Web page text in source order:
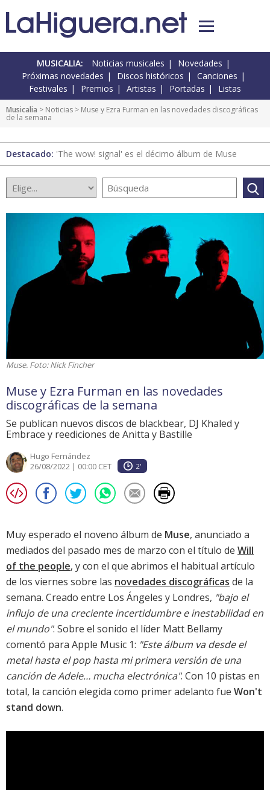
MUSICALIA: Noticias musicales
Novedades
Próximas novedades
Discos históricos
Canciones
Festivales
Premios Artistas Portadas Listas
Musicalia > Noticias > Muse y Ezra Furman en las novedades discográficas
de la semana
Destacado: 'The wow! signal' es el décimo álbum de Muse
Muse. Foto: Nick Fincher
Muse y Ezra Furman en las novedades
discográficas de la semana
Se publican nuevos discos de blackbear, DJ Khaled y
Embrace y reediciones de Anitta y Bastille
Hugo Fernández
26/08/2022 | 00:00 CET
2'
Muy esperado el noveno álbum de Muse, anunciado a
mediados del pasado mes de marzo con el título de Will
of the people, y con el que abrimos el habitual artículo
de los viernes sobre las novedades discográficas de la
semana. Creado entre Los Ángeles y Londres, "bajo el
influjo de una creciente incertidumbre e inestabilidad en
el mundo". Sobre el sonido el líder Matt Bellamy
comentó para Apple Music 1: "Este álbum va desde el
metal hasta el pop hasta mi primera versión de una
canción de Adele… mucha electrónica". Con 10 pistas en
total, la canción elegida como primer adelanto fue Won't
stand down.